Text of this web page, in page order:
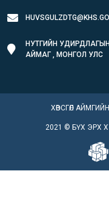
НУТГИЙН
АЙМАГ , МОНГОЛ УЛС
ХӨВСГӨЛ
2021 © БҮХ ЭРХ